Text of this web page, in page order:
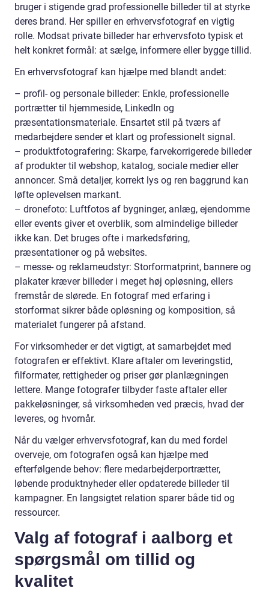
bruger i stigende grad professionelle billeder til at styrke
deres brand. Her spiller en erhvervsfotograf en vigtig
rolle. Modsat private billeder har erhvervsfoto typisk et
helt konkret formål: at sælge, informere eller bygge tillid.
En erhvervsfotograf kan hjælpe med blandt andet:
– profil- og personale billeder: Enkle, professionelle
portrætter til hjemmeside, LinkedIn og
præsentationsmateriale. Ensartet stil på tværs af
medarbejdere sender et klart og professionelt signal.
– produktfotografering: Skarpe, farvekorrigerede billeder
af produkter til webshop, katalog, sociale medier eller
annoncer. Små detaljer, korrekt lys og ren baggrund kan
løfte oplevelsen markant.
– dronefoto: Luftfotos af bygninger, anlæg, ejendomme
eller events giver et overblik, som almindelige billeder
ikke kan. Det bruges ofte i markedsføring,
præsentationer og på websites.
– messe- og reklameudstyr: Storformatprint, bannere og
plakater kræver billeder i meget høj opløsning, ellers
fremstår de slørede. En fotograf med erfaring i
storformat sikrer både opløsning og komposition, så
materialet fungerer på afstand.
For virksomheder er det vigtigt, at samarbejdet med
fotografen er effektivt. Klare aftaler om leveringstid,
filformater, rettigheder og priser gør planlægningen
lettere. Mange fotografer tilbyder faste aftaler eller
pakkeløsninger, så virksomheden ved præcis, hvad der
leveres, og hvornår.
Når du vælger erhvervsfotograf, kan du med fordel
overveje, om fotografen også kan hjælpe med
efterfølgende behov: flere medarbejderportrætter,
løbende produktnyheder eller opdaterede billeder til
kampagner. En langsigtet relation sparer både tid og
ressourcer.
Valg af fotograf i aalborg et
spørgsmål om tillid og
kvalitet